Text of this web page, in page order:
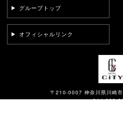
グループトップ
オフィシャルリンク
〒210-0007 神奈川県川崎
044-233-